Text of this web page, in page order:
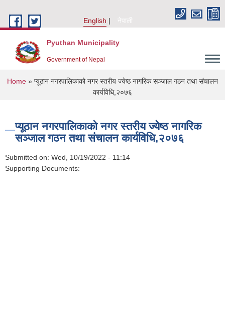
English
नेपाली
Pyuthan Municipality
Government of Nepal
You are here
Home » प्यूठान नगरपालिकाको नगर स्तरीय ज्येष्ठ नागरिक सञ्जाल गठन तथा संचालन
कार्यविधि,२०७६
प्यूठान नगरपालिकाको नगर स्तरीय ज्येष्ठ नागरिक
सञ्जाल गठन तथा संचालन कार्यविधि,२०७६
Submitted on: Wed, 10/19/2022 - 11:14
Supporting Documents: